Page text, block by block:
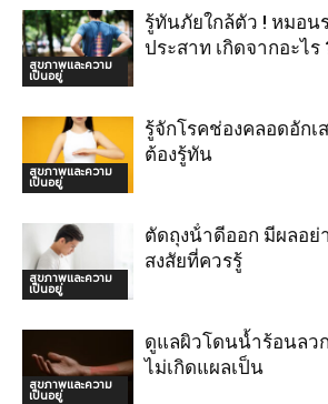
สุขภาพและความ
เป็นอยู่
รู้ทันภัยใกล้ตัว ! หมอน
ประสาท เกิดจากอะไร
สุขภาพและความ
เป็นอยู่
รู้จักโรคช่องคลอดอักเ
ต้องรู้ทัน
สุขภาพและความ
เป็นอยู่
ตัดถุงน้ําดีออก มีผลอย่
สงสัยที่ควรรู้
สุขภาพและความ
เป็นอยู่
ดูแลผิวโดนน้ำร้อนลว
ไม่เกิดแผลเป็น